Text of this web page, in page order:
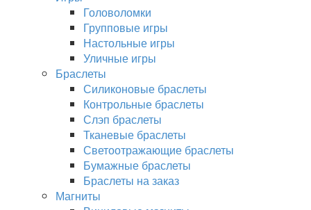
Головоломки
Групповые игры
Настольные игры
Уличные игры
Браслеты
Силиконовые браслеты
Контрольные браслеты
Слэп браслеты
Тканевые браслеты
Светоотражающие браслеты
Бумажные браслеты
Браслеты на заказ
Магниты